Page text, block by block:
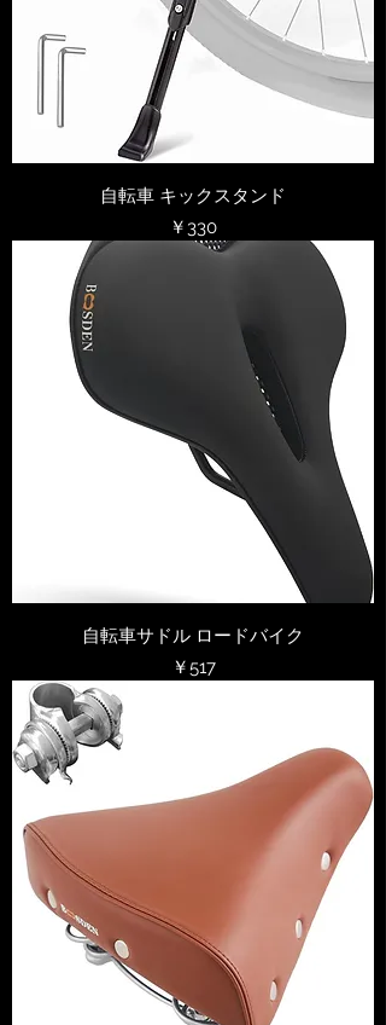
自転車 キックスタンド
価格
￥330
自転車サドル ロードバイク
価格
￥517